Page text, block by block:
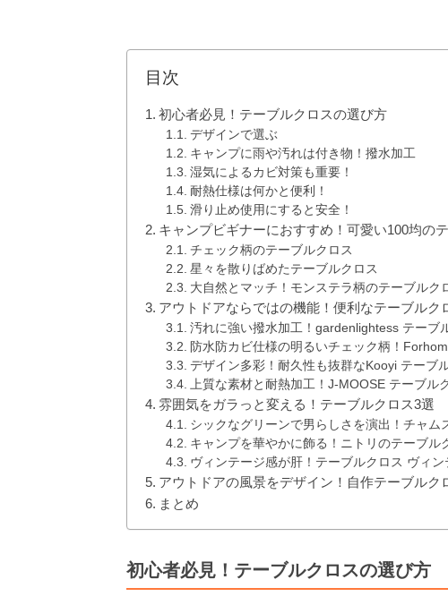
目次
初心者必見！テーブルクロスの選び方
デザインで選ぶ
キャンプに雨や汚れは付き物！撥水加工
湿気によるカビ対策も重要！
耐熱仕様は何かと便利！
滑り止め使用にすると安全！
キャンプビギナーにおすすめ！可愛い100均の
チェック柄のテーブルクロス
星々を散りばめたテーブルクロス
大自然とマッチ！モンステラ柄のテーブルク
アウトドアならではの機能！便利なテーブルク
汚れに強い撥水加工！gardenlightess テーブ
防水防カビ仕様の明るいチェック柄！
デザイン多彩！耐久性も抜群なKooyi テーブ
上質な素材と耐熱加工！J-MOOSE テーブル
雰囲気をガラっと変える！テーブルクロス3選
シックなグリーンで男らしさを演出！チャ
キャンプを華やかに飾る！ニトリのテーブル
ヴィンテージ感が肝！テーブルクロス ヴィ
アウトドアの風景をデザイン！自作テーブルク
まとめ
初心者必見！テーブルクロスの選び方